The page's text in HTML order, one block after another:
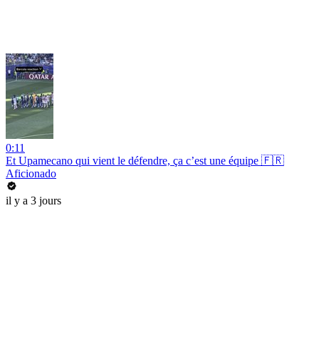
0:11
Et Upamecano qui vient le défendre, ça c’est une équipe 🇫🇷
Aficionado
il y a 3 jours